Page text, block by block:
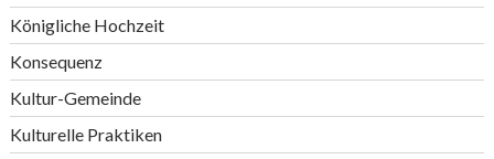
Königliche Hochzeit
Konsequenz
Kultur-Gemeinde
Kulturelle Praktiken